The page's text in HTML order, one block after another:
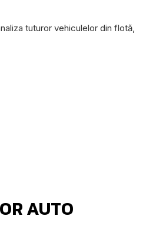
tuturor vehiculelor din flotă,
AUTO